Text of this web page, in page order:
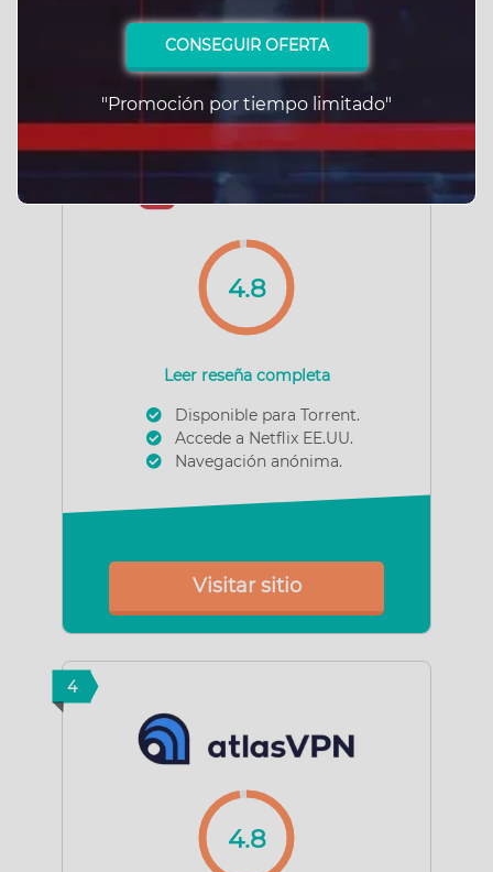
Visitar sitio
4.8
Leer reseña completa
Disponible para Torrent.
Accede a Netflix EE.UU.
Navegación anónima.
Visitar sitio
4
4.8
CONSEGUIR OFERTA
"Promoción por tiempo limitado"